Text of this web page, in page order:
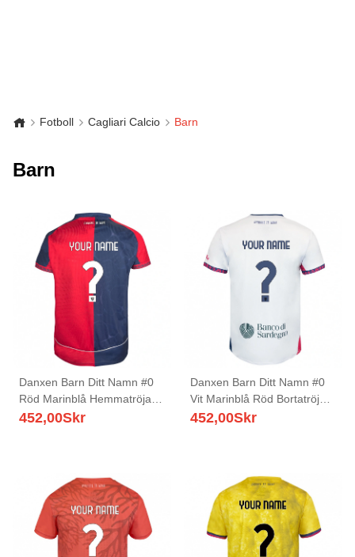
Fotboll Cagliari Calcio Barn
Barn
Danxen Barn Ditt Namn #0
Röd Marinblå Hemmatröja
Matchtröjor 2025/26 Tröjor
452,00Skr
Danxen Barn Ditt Namn #0
Vit Marinblå Röd Bortatröja
Matchtröjor 2025/26 Tröjor
452,00Skr